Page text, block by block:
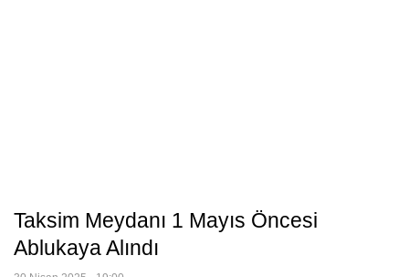
Taksim Meydanı 1 Mayıs Öncesi
Ablukaya Alındı